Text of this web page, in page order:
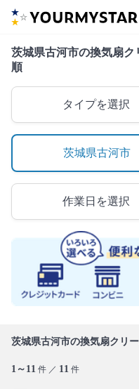
茨城県古河市の換気扇
順
タイプを選択
茨城県古河市
作業日を選択
茨城県古河市の換気扇クリ
1～11 件 ／ 11 件